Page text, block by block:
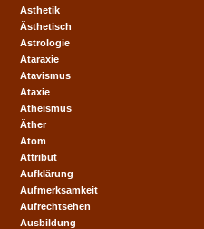
Ästhetik
Ästhetisch
Astrologie
Ataraxie
Atavismus
Ataxie
Atheismus
Äther
Atom
Attribut
Aufklärung
Aufmerksamkeit
Aufrechtsehen
Ausbildung